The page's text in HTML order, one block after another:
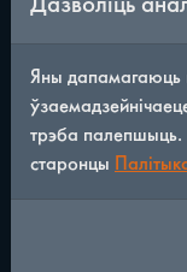
◀
ПРЫКАЗКІ І
гаршку трасца
Бялавічы Кос.
будзе дастатку.
Казімірчык А.П.,
Дазволіць
Яны дапамагаюць
трэба
старонцы